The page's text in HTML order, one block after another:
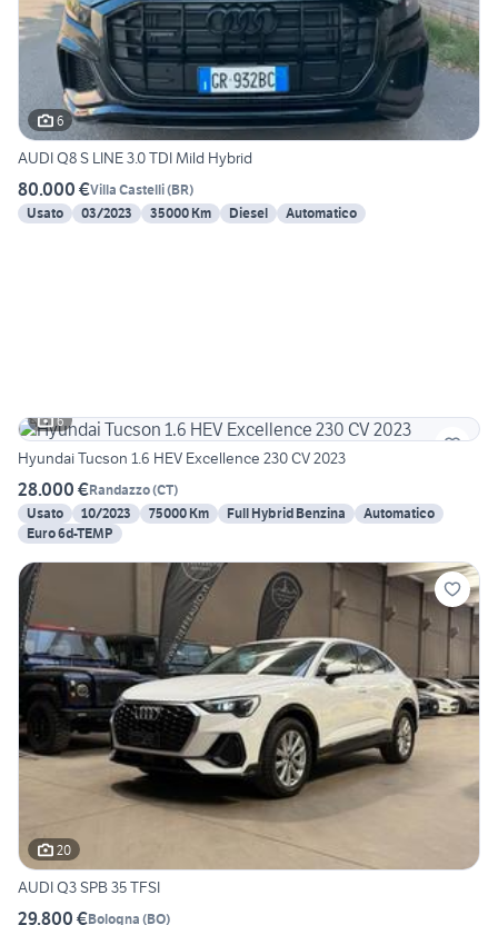
6
AUDI Q8 S LINE 3.0 TDI Mild Hybrid
80.000 €Villa Castelli(BR)
Usato
03/2023 35000 Km Diesel Automatico
6
Hyundai Tucson 1.6 HEV Excellence 230 CV 2023
28.000 €Randazzo(CT)
Usato
10/2023 75000 Km Full Hybrid Benzina
Automatico
Euro 6d-TEMP
20
AUDI Q3 SPB 35 TFSI
29.800 €Bologna (BO)